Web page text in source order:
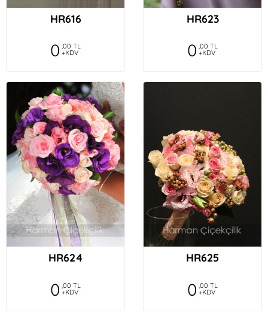
HR616
0 ,00 TL
+KDV
HR623
0 ,00 TL
+KDV
HR624
0 ,00 TL
+KDV
HR625
0 ,00 TL
+KDV